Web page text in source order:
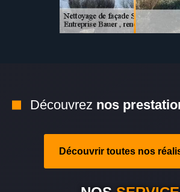
Découvrez nos
Découvrir toutes nos